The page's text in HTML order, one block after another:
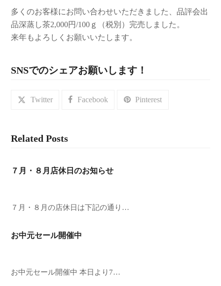
多くのお客様にお問い合わせいただきました、品評会出
品深蒸し茶2,000円/100ｇ（税別）完売しました。
来年もよろしくお願いいたします。
SNSでのシェアお願いします！
Twitter Facebook Pinterest
Related Posts
７月・８月店休日のお知らせ
７月・８月の店休日は下記の通り…
お中元セール開催中
お中元セール開催中 本日より7…